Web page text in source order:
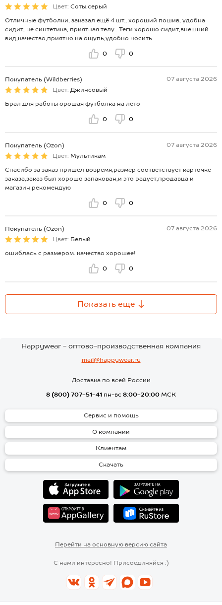
Цвет: Соты.серый
Отличные футболки, заказал ещё 4 шт., хороший пошив, удобна
сидит, не синтетика, приятная телу...Теги хорошо сидит,внешний
вид,качество,приятно на ощупь,удобно носить
0 0
Покупатель (Wildberries)
07 августа 2026
Цвет: Джинсовый
Брал для работы орошая футболка на лето
0 0
Покупатель (Ozon)
07 августа 2026
Цвет: Мультикам
Спасибо за заказ пришёл вовремя,размер соответствует карточке
заказа,заказ был хорошо запакован,и это радует,продавца и
магазин рекомендую
0 0
Покупатель (Ozon)
07 августа 2026
Цвет: Белый
ошиблась с размером. качество хорошее!
0 0
Показать еще
Happywear - оптово-производственная компания
mail@happywear.ru
Доставка по всей России
8 (800) 707-51-41 пн-вс 8:00-20:00 МСК
Сервис и помощь
О компании
Клиентам
Скачать
Перейти на основную версию сайта
С нами интересно! Присоединяйся :)